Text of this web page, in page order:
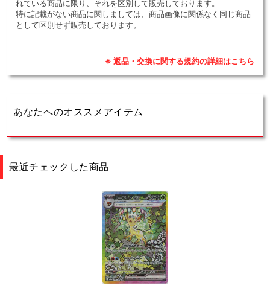
れている商品に限り、それを区別して販売しております。
特に記載がない商品に関しましては、商品画像に関係なく同じ商品
として区別せず販売しております。
※ 返品・交換に関する規約の詳細はこちら
あなたへのオススメアイテム
最近チェックした商品